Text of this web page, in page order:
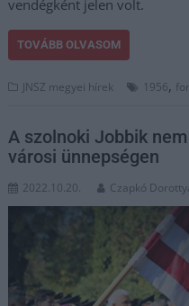
vendégként jelen volt.
TOVÁBB OLVASOM
JNSZ megyei hírek 1956,
A szolnoki Jobbik
városi ünnepségen
2022.10.20. Czapkó